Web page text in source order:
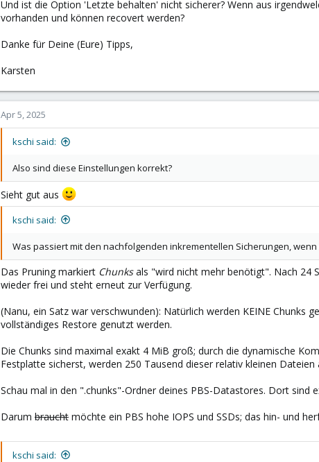
Und ist die Option 'Letzte behalten' nicht sicherer? Wenn aus
vorhanden und können recovert werden?
Danke für Deine (Eure) Tipps,
Karsten
Apr 5, 2025
kschi said:
Also sind diese Einstellungen korrekt?
Sieht gut aus
kschi said:
Was passiert mit den nachfolgenden inkrementellen Sicherungen,
Das Pruning markiert Chunksals "wird nicht mehr benötigt". Nach 24
wieder frei und steht erneut zur Verfügung.
(Nanu, ein Satz war verschwunden): Natürlich werden KEINE Chunks
vollständiges Restore genutzt werden.
Die Chunks sind maximal exakt 4 MiB groß; durch die dynamische
Festplatte sicherst, werden 250 Tausend dieser relativ kleinen Dateien
Schau mal in den ".chunks"-Ordner deines PBS-Datastores. Dort sind
Darum braucht möchte ein PBS hohe IOPS und SSDs; das hin- und
kschi said: